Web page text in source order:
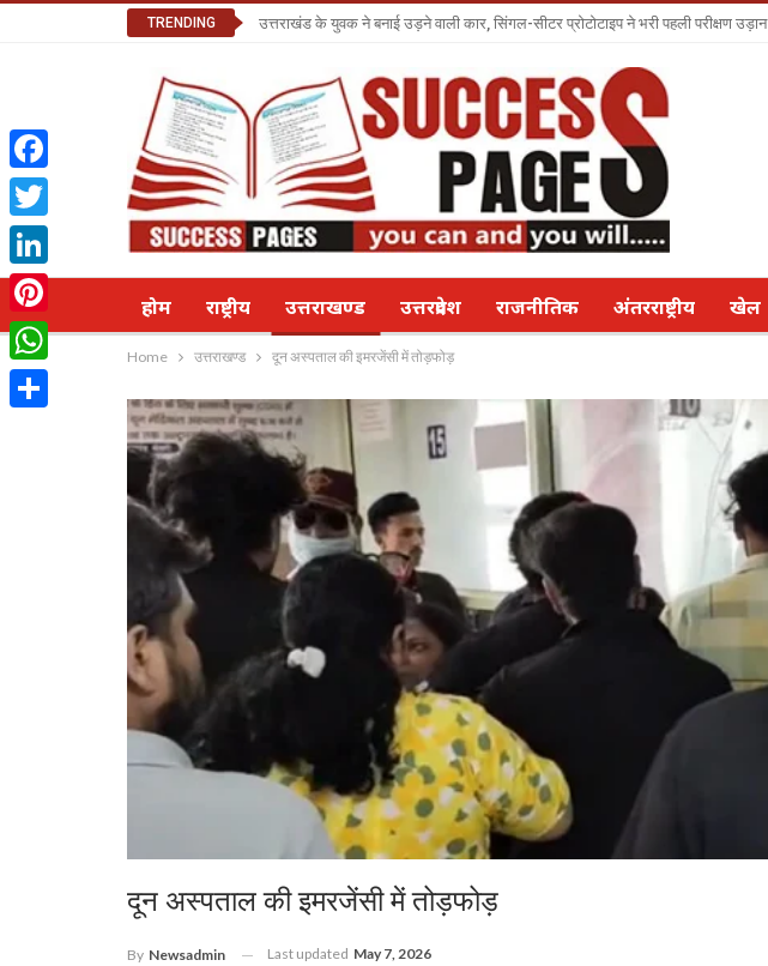
TRENDING उत्तराखंड के युवक ने बनाई उड़ने वाली कार, सिंगल-सीटर प्रोटोटाइप ने भरी पहली परीक्षण उड़ान
होम राष्ट्रीय उत्तराखण्ड उत्तरप्रदेश राजनीतिक अंतरराष्ट्रीय खेल
Home उत्तराखण्ड दून अस्पताल की इमरजेंसी में तोड़फोड़
दून अस्पताल की इमरजेंसी में तोड़फोड़
By Newsadmin Last updated May 7, 2026
Facebook
Twitter
LinkedIn
Pinterest
WhatsApp